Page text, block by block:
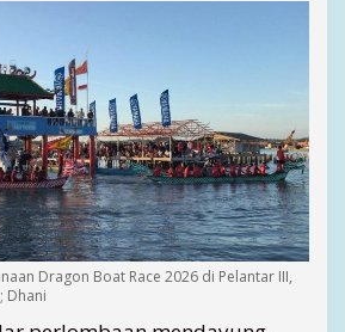
Dragon Boat Race 2026 di Pelantar III,
Dhani